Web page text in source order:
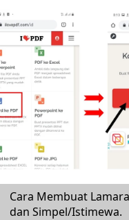
Cara Membuat
dan Simpel/Istimewa.